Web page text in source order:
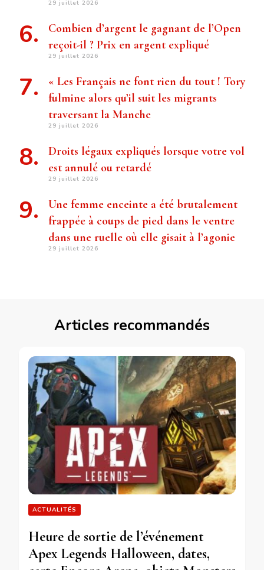
29 juillet 2026
Combien d’argent le gagnant de l’Open
reçoit-il ? Prix ​​en argent expliqué
29 juillet 2026
« Les Français ne font rien du tout ! Tory
fulmine alors qu’il suit les migrants
traversant la Manche
29 juillet 2026
Droits légaux expliqués lorsque votre vol
est annulé ou retardé
29 juillet 2026
Une femme enceinte a été brutalement
frappée à coups de pied dans le ventre
dans une ruelle où elle gisait à l’agonie
29 juillet 2026
Articles recommandés
ACTUALITÉS
Heure de sortie de l’événement
Apex Legends Halloween, dates,